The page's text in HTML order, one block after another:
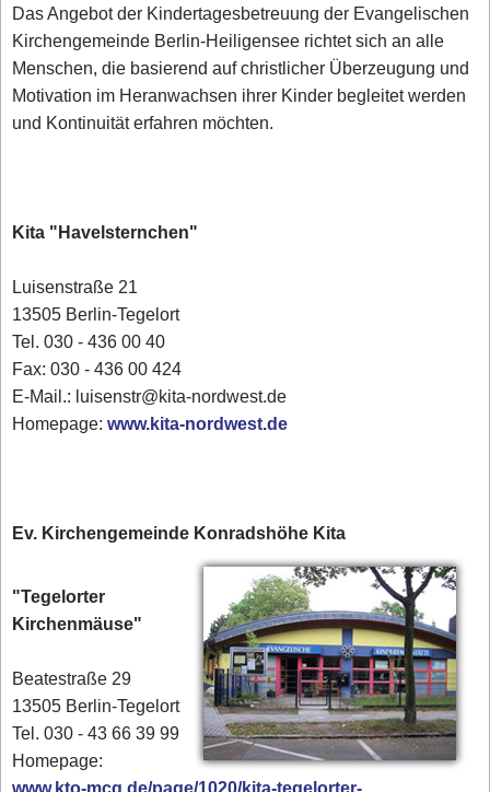
Das Angebot der Kindertagesbetreuung der Evangelischen
Kirchengemeinde Berlin-Heiligensee richtet sich an alle
Menschen, die basierend auf christlicher Überzeugung und
Motivation im Heranwachsen ihrer Kinder begleitet werden
und Kontinuität erfahren möchten.
Kita "Havelsternchen"
Luisenstraße 21
13505 Berlin-Tegelort
Tel. 030 - 436 00 40
Fax: 030 - 436 00 424
E-Mail.: luisenstr@kita-nordwest.de
Homepage:www.kita-nordwest.de
Ev. Kirchengemeinde Konradshöhe Kita
"Tegelorter
Kirchenmäuse"
Beatestraße 29
13505 Berlin-Tegelort
Tel. 030 - 43 66 39 99‎
Homepage: